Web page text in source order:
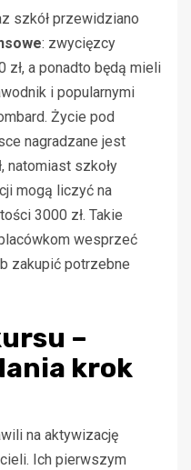
szkół przewidziano
: zwycięzcy
zł, a ponadto będą mieli
i popularnymi
Życie pod
nagradzane jest
natomiast szkoły
mogą liczyć na
3000 zł. Takie
wesprzeć
zakupić potrzebne
–
krok
na aktywizację
Ich pierwszym